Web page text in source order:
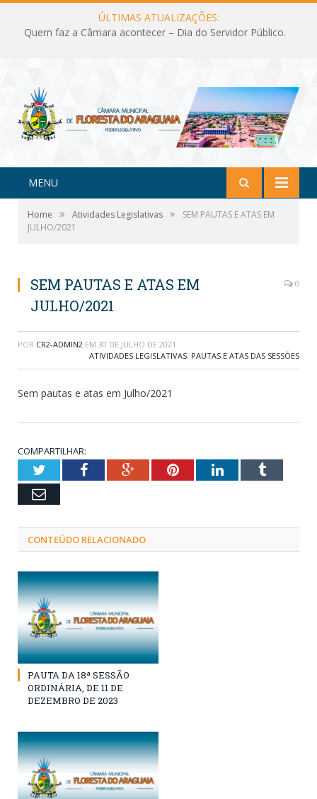
ÚLTIMAS ATUALIZAÇÕES:
Quem faz a Câmara acontecer – Dia do Servidor Público.
MENU
Home » Atividades Legislativas »
SEM PAUTAS E ATAS EM
JULHO/2021
SEM PAUTAS E ATAS EM
JULHO/2021
0
POR CR2-ADMIN2 EM 30 DE JULHO DE 2021
ATIVIDADES LEGISLATIVAS, PAUTAS E ATAS DAS SESSÕES
Sem pautas e atas em Julho/2021
COMPARTILHAR:
TwitterFacebookGoogle+PinterestLinkedInTumblr
Email
CONTEÚDO RELACIONADO
PAUTA DA 18ª SESSÃO
ORDINÁRIA, DE 11 DE
DEZEMBRO DE 2023